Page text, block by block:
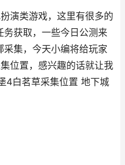
演类游戏，这里有很多的
获取，一些今日公测来
集，今天小编将给玩家
位置，感兴趣的话就让我
4白茗草采集位置 地下城